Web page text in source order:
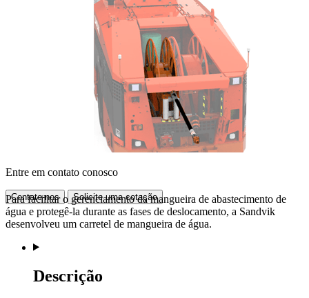
Entre em contato conosco
Contate-nos Solicite uma cotação
Para facilitar o gerenciamento da mangueira de abastecimento de
água e protegê-la durante as fases de deslocamento, a Sandvik
desenvolveu um carretel de mangueira de água.
Descrição